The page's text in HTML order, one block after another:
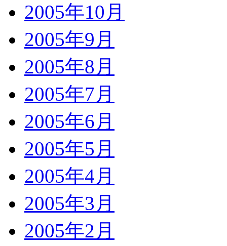
2005年10月
2005年9月
2005年8月
2005年7月
2005年6月
2005年5月
2005年4月
2005年3月
2005年2月